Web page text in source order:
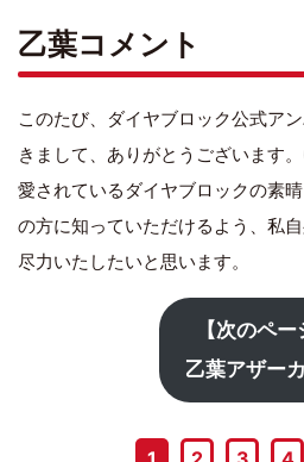
乙葉コメント
このたび、ダイヤブロック公式ア
きまして、ありがとうございます
愛されているダイヤブロックの素
の方に知っていただけるよう、私
尽力いたしたいと思います。
【次のペー
乙葉アザー